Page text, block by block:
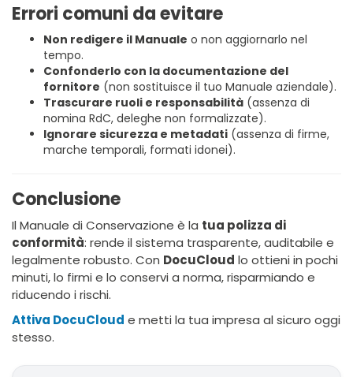
Errori comuni da evitare
Non redigere il Manuale o non aggiornarlo nel
tempo.
Confonderlo con la documentazione del
fornitore (non sostituisce il tuo Manuale aziendale).
Trascurare ruoli e responsabilità (assenza di
nomina RdC, deleghe non formalizzate).
Ignorare sicurezza e metadati (assenza di firme,
marche temporali, formati idonei).
Conclusione
Il Manuale di Conservazione è la tua polizza di
conformità: rende il sistema trasparente, auditabile e
legalmente robusto. Con DocuCloud lo ottieni in pochi
minuti, lo firmi e lo conservi a norma, risparmiando e
riducendo i rischi.
Attiva DocuCloud e metti la tua impresa al sicuro oggi
stesso.